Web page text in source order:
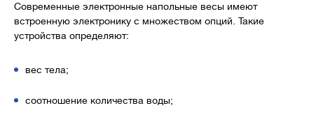
Современные электронные напольные весы имеют
встроенную электронику с множеством опций. Такие
устройства определяют:
вес тела;
соотношение количества воды;